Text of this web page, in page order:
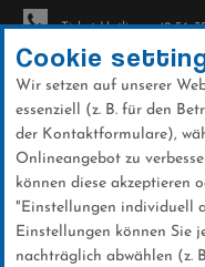
Direkt
zum
Inhalt
Ticket-Hotline: +49 56
News
Cookie
Wir setzen auf unserer
essenziell (z. B. für den
der Kontaktformulare),
Onlineangebot zu
können diese akzeptieren
"Einstellungen individuell
Einstellungen können Sie
nachträglich abwählen (z.